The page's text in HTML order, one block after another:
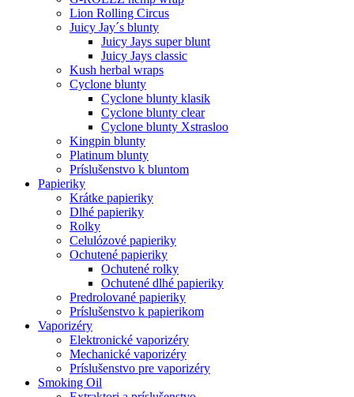
Lion Rolling Circus
Juicy Jay´s blunty
Juicy Jays super blunt
Juicy Jays classic
Kush herbal wraps
Cyclone blunty
Cyclone blunty klasik
Cyclone blunty clear
Cyclone blunty Xstrasloo
Kingpin blunty
Platinum blunty
Príslušenstvo k bluntom
Papieriky
Krátke papieriky
Dlhé papieriky
Rolky
Celulózové papieriky
Ochutené papieriky
Ochutené rolky
Ochutené dlhé papieriky
Predrolované papieriky
Príslušenstvo k papierikom
Vaporizéry
Elektronické vaporizéry
Mechanické vaporizéry
Príslušenstvo pre vaporizéry
Smoking Oil